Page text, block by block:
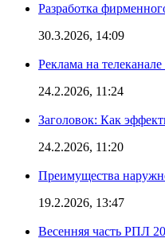
Разработка
30.3.2026, 14:09
Реклама на
24.2.2026, 11:24
Заголовок: Как
24.2.2026, 11:20
Преимущества
19.2.2026, 13:47
Весенняя часть РПЛ